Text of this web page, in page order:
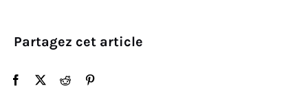
Partagez cet article